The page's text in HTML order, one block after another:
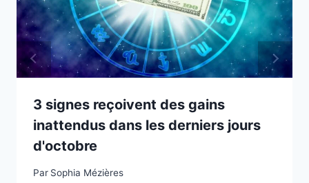
3 signes reçoivent des gains
inattendus dans les derniers jours
d'octobre
Par Sophia Mézières